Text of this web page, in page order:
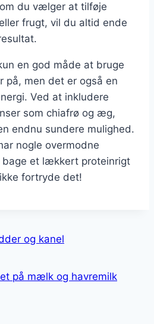
du vælger at tilføje
frugt, vil du altid ende
en god måde at bruge
på, men det er også en
Ved at inkludere
som chiafrø og æg,
endnu sundere mulighed.
nogle overmodne
bage et lækkert proteinrigt
fortryde det!
og kanel
på mælk og havremilk